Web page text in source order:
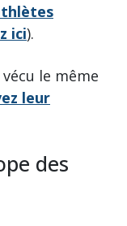
ici).
le même
leur
des